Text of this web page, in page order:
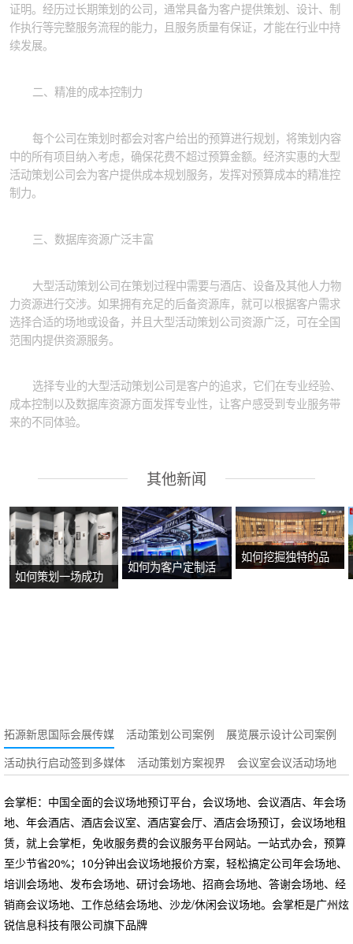
证明。经历过长期策划的公司，通常具备为客户提供策划、设计、制
作执行等完整服务流程的能力，且服务质量有保证，才能在行业中持
续发展。
二、精准的成本控制力
每个公司在策划时都会对客户给出的预算进行规划，将策划内容
中的所有项目纳入考虑，确保花费不超过预算金额。经济实惠的大型
活动策划公司会为客户提供成本规划服务，发挥对预算成本的精准控
制力。
三、数据库资源广泛丰富
大型活动策划公司在策划过程中需要与酒店、设备及其他人力物
力资源进行交涉。如果拥有充足的后备资源库，就可以根据客户需求
选择合适的场地或设备，并且大型活动策划公司资源广泛，可在全国
范围内提供资源服务。
选择专业的大型活动策划公司是客户的追求，它们在专业经验、
成本控制以及数据库资源方面发挥专业性，让客户感受到专业服务带
来的不同体验。
其他新闻
如何策划一场成功
如何为客户定制活
如何挖掘独特的品
拓源新思国际会展传媒 活动策划公司案例
展览展示设计公司案例
活动执行启动签到多媒体
活动策划方案视界 会议室会议活动场地
会掌柜：中国全面的会议场地预订平台，会议场地、会议酒店、年会场
地、年会酒店、酒店会议室、酒店宴会厅、酒店会场预订，会议场地租
赁，就上会掌柜，免收服务费的会议服务平台网站。一站式办会，预算
至少节省20%；10分钟出会议场地报价方案，轻松搞定公司年会场地、
培训会场地、发布会场地、研讨会场地、招商会场地、答谢会场地、经
销商会议场地、工作总结会场地、沙龙/休闲会议场地。会掌柜是广州炫
锐信息科技有限公司旗下品牌